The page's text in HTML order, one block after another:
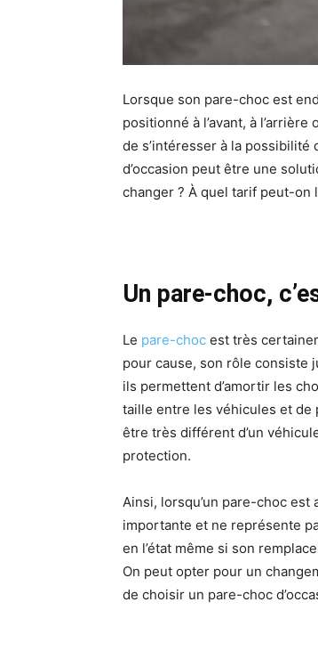
Lorsque son pare-choc est
positionné à l’avant, à
de s’intéresser à la possibilité
d’occasion peut être une
changer ? À quel tarif peut-on
Un pare-choc,
Le pare-choc est très
pour cause, son rôle consiste
ils permettent d’amortir les
taille entre les véhicules et de
être très différent d’un
protection.
Ainsi, lorsqu’un pare-choc est
importante et ne représente
en l’état même si son
On peut opter pour un
de choisir un pare-choc